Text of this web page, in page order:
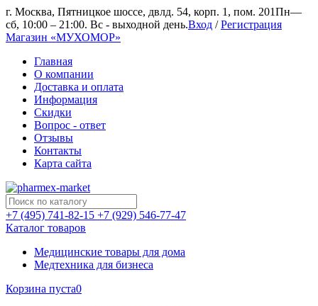
г. Москва, Пятницкое шоссе, двлд. 54, корп. 1, пом. 201Пн—
сб, 10:00 – 21:00. Вс - выходной день.Вход /Регистрация
Магазин «МУХОМОР»
Главная
О компании
Доставка и оплата
Информация
Скидки
Вопрос - ответ
Отзывы
Контакты
Карта сайта
+7 (495) 741-82-15 +7 (929) 546-77-47
Каталог товаров
Медицинские товары для дома
Медтехника для бизнеса
Корзина пуста0